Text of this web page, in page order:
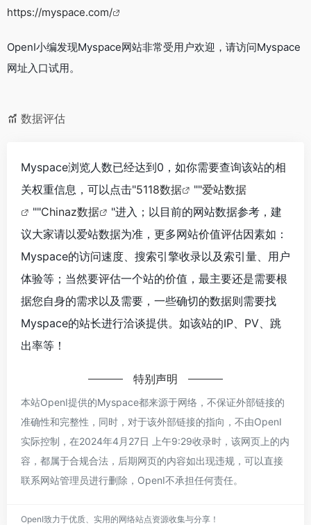
https://myspace.com/
OpenI小编发现Myspace网站非常受用户欢迎，请访问Myspace
网址入口试用。
数据评估
Myspace浏览人数已经达到0，如你需要查询该站的相
关权重信息，可以点击"5118数据 ""爱站数据
""Chinaz数据
"进入；以目前的网站数据参考，建
议大家请以爱站数据为准，更多网站价值评估因素如：
Myspace的访问速度、搜索引擎收录以及索引量、用户
体验等；当然要评估一个站的价值，最主要还是需要根
据您自身的需求以及需要，一些确切的数据则需要找
Myspace的站长进行洽谈提供。如该站的IP、PV、跳
出率等！
特别声明
本站OpenI提供的Myspace都来源于网络，不保证外部链接的
准确性和完整性，同时，对于该外部链接的指向，不由OpenI
实际控制，在2024年4月27日 上午9:29收录时，该网页上的内
容，都属于合规合法，后期网页的内容如出现违规，可以直接
联系网站管理员进行删除，OpenI不承担任何责任。
OpenI致力于优质、实用的网络站点资源收集与分享！